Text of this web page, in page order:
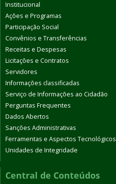
Institucional
Ações e Programas
Participação Social
Convênios e Transferências
Receitas e Despesas
Licitações e Contratos
Servidores
Informações classificadas
Serviço de Informações ao Cidadão
Perguntas Frequentes
Dados Abertos
Sanções Administrativas
Ferramentas e Aspectos Tecnológicos
Unidades de Integridade
Central de Conteúdos